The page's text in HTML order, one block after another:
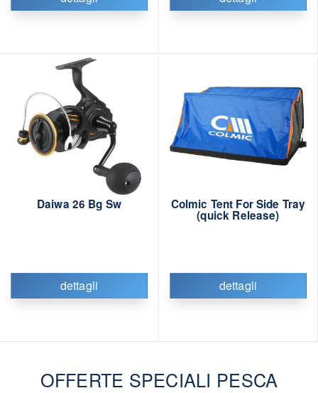
Daiwa 26 Bg Sw
dettagli
Colmic Tent For Side Tray
(quick Release)
dettagli
OFFERTE SPECIALI PESCA